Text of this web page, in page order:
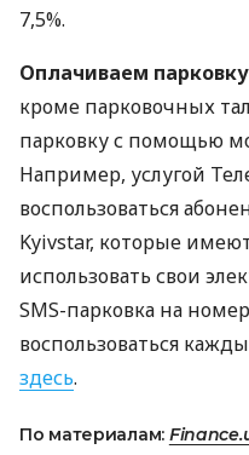
7,5%.
Оплачиваем
кроме парковочных
парковку с помощью
Например, услугой
воспользоваться
Kyivstar, которые
использовать свои
SMS-парковка на
воспользоваться
здесь.
По материалам: